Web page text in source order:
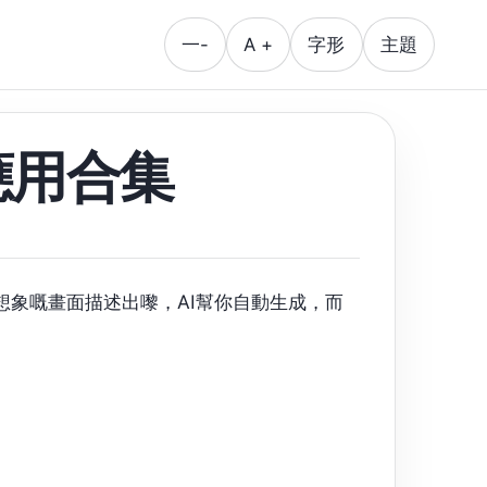
一- A + 字形 主題
合集
嘅畫面描述出嚟，AI幫你自動生成，而